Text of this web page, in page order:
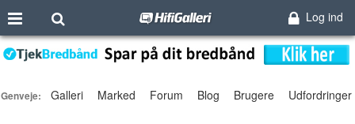
Log ind
Genveje: Galleri Marked Forum Blog Brugere Udfordringer